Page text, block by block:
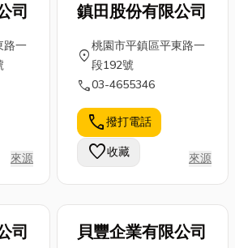
司
路一
來源
鎮田股份有限公司
location_on
桃園市平鎮區平東路一
段192號
call03-4655346
call撥打電話
favorite收藏 來源
司 貝豐企業有限公司